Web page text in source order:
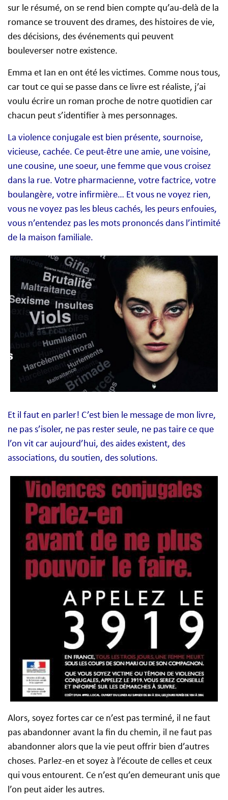
sur le résumé, on se rend bien compte qu’au-delà de la
romance se trouvent des drames, des histoires de vie,
des décisions, des événements qui peuvent
bouleverser notre existence.
Emma et Ian en ont été les victimes. Comme nous tous,
car tout ce qui se passe dans ce livre est réaliste, j’ai
voulu écrire un roman proche de notre quotidien car
chacun peut s’identifier à mes personnages.
La violence conjugale est bien présente, sournoise,
vicieuse, cachée. Ce peut-être une amie, une voisine,
une cousine, une soeur, une femme que vous croisez
dans la rue. Votre pharmacienne, votre factrice, votre
boulangère, votre infirmière… Et vous ne voyez rien,
vous ne voyez pas les bleus cachés, les peurs enfouies,
vous n’entendez pas les mots prononcés dans l’intimité
de la maison familiale.
Et il faut en parler! C’est bien le message de mon livre,
ne pas s’isoler, ne pas rester seule, ne pas taire ce que
l’on vit car aujourd’hui, des aides existent, des
associations, du soutien, des solutions.
Alors, soyez fortes car ce n’est pas terminé, il ne faut
pas abandonner avant la fin du chemin, il ne faut pas
abandonner alors que la vie peut offrir bien d’autres
choses. Parlez-en et soyez à l’écoute de celles et ceux
qui vous entourent. Ce n’est qu’en demeurant unis que
l’on peut aider les autres.